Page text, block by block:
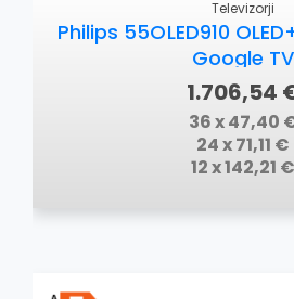
Televizorji
Philips 55OLED910
Google TV
1.706,54
36 x 47,40
24 x 71,11 €
12 x 142,21 €